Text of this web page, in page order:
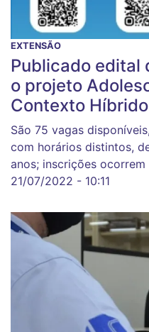
EXTENSÃO
Publicado edital
o projeto
Contexto Híbrido
São 75 vagas
com horários distintos,
anos; inscrições
21/07/2022 - 10:11